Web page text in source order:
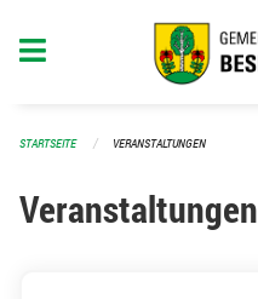
STARTSEITE VERANSTALTUNGEN
Veranstaltungen